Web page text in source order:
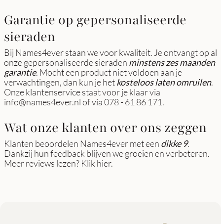
Garantie op gepersonaliseerde
sieraden
Bij Names4ever staan we voor kwaliteit. Je ontvangt op al
onze gepersonaliseerde sieraden minstens zes maanden
garantie. Mocht een product niet voldoen aan je
verwachtingen, dan kun je hetkosteloos laten omruilen.
Onze klantenservice staat voor je klaar via
info@names4ever.nlof via078 - 61 86 171.
Wat onze klanten over ons zeggen
Klanten beoordelen Names4ever met een dikke 9.
Dankzij hun feedback blijven we groeien en verbeteren.
Meer reviews lezen? Klik hier.